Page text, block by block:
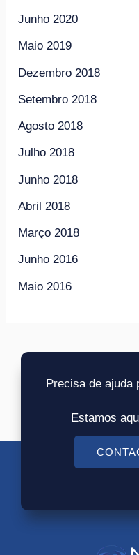
Junho 2020
Maio 2019
Dezembro 2018
Setembro 2018
Agosto 2018
Julho 2018
Junho 2018
Abril 2018
Março 2018
Junho 2016
Maio 2016
Precisa de ajuda
Estamos